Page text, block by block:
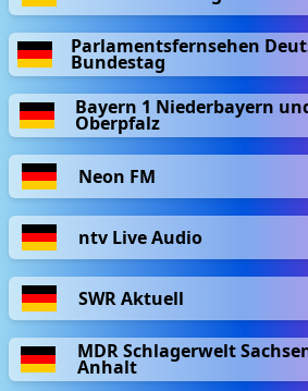
Parlamentsfernsehen
Bundestag
Bayern 1 Niederbayern
Oberpfalz
Neon FM
ntv Live Audio
SWR Aktuell
MDR Schlagerwelt
Anhalt